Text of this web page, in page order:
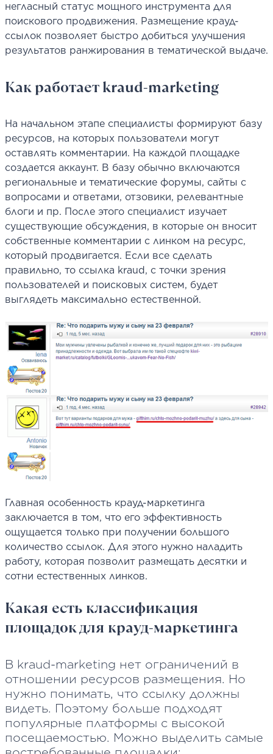
негласный статус мощного инструмента для
поискового продвижения. Размещение крауд-
ссылок позволяет быстро добиться улучшения
результатов ранжирования в тематической выдаче.
Как работает kraud-marketing
На начальном этапе специалисты формируют базу
ресурсов, на которых пользователи могут
оставлять комментарии. На каждой площадке
создается аккаунт. В базу обычно включаются
региональные и тематические форумы, сайты с
вопросами и ответами, отзовики, релевантные
блоги и пр. После этого специалист изучает
существующие обсуждения, в которые он вносит
собственные комментарии с линком на ресурс,
который продвигается. Если все сделать
правильно, то ссылка kraud, с точки зрения
пользователей и поисковых систем, будет
выглядеть максимально естественной.
Главная особенность крауд-маркетинга
заключается в том, что его эффективность
ощущается только при получении большого
количество ссылок. Для этого нужно наладить
работу, которая позволит размещать десятки и
сотни естественных линков.
Какая есть классификация
площадок для крауд-маркетинга
В kraud-marketing нет ограничений в
отношении ресурсов размещения. Но
нужно понимать, что ссылку должны
видеть. Поэтому больше подходят
популярные платформы с высокой
посещаемостью. Можно выделить самые